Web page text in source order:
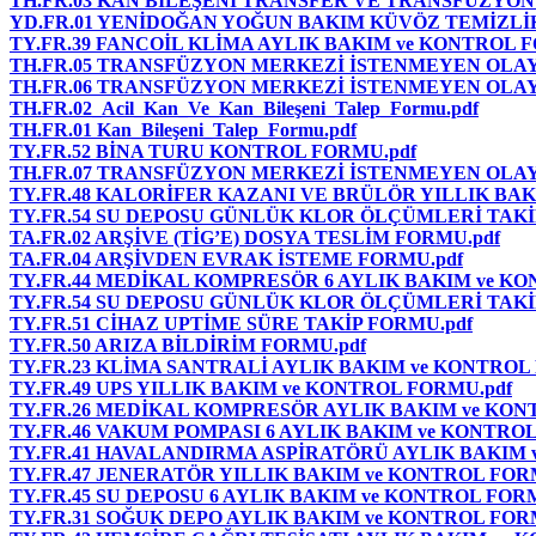
YD.FR.01 YENİDOĞAN YOĞUN BAKIM KÜVÖZ
TY.FR.39 FANCOİL KLİMA AYLIK BAKIM ve KONTROL
TH.FR.05 TRANSFÜZYON MERKEZİ İSTENMEYEN
TH.FR.06 TRANSFÜZYON MERKEZİ İSTENMEYEN
TH.FR.02_Acil_Kan_Ve_Kan_Bileşeni_Talep_Formu.pdf
TH.FR.01 Kan_Bileşeni_Talep_Formu.pdf
TY.FR.52 BİNA TURU KONTROL FORMU.pdf
TH.FR.07 TRANSFÜZYON MERKEZİ İSTENMEYEN
TY.FR.48 KALORİFER KAZANI VE BRÜLÖR YILLIK
TY.FR.54 SU DEPOSU GÜNLÜK KLOR ÖLÇÜMLERİ
TA.FR.02 ARŞİVE (TİG’E) DOSYA TESLİM FORMU.pdf
TA.FR.04 ARŞİVDEN EVRAK İSTEME FORMU.pdf
TY.FR.44 MEDİKAL KOMPRESÖR 6 AYLIK BAKIM ve
TY.FR.54 SU DEPOSU GÜNLÜK KLOR ÖLÇÜMLERİ
TY.FR.51 CİHAZ UPTİME SÜRE TAKİP FORMU.pdf
TY.FR.50 ARIZA BİLDİRİM FORMU.pdf
TY.FR.23 KLİMA SANTRALİ AYLIK BAKIM ve KONTROL
TY.FR.49 UPS YILLIK BAKIM ve KONTROL FORMU.pdf
TY.FR.26 MEDİKAL KOMPRESÖR AYLIK BAKIM ve
TY.FR.46 VAKUM POMPASI 6 AYLIK BAKIM ve
TY.FR.41 HAVALANDIRMA ASPİRATÖRÜ AYLIK BAKIM
TY.FR.47 JENERATÖR YILLIK BAKIM ve KONTROL
TY.FR.45 SU DEPOSU 6 AYLIK BAKIM ve KONTROL
TY.FR.31 SOĞUK DEPO AYLIK BAKIM ve KONTROL